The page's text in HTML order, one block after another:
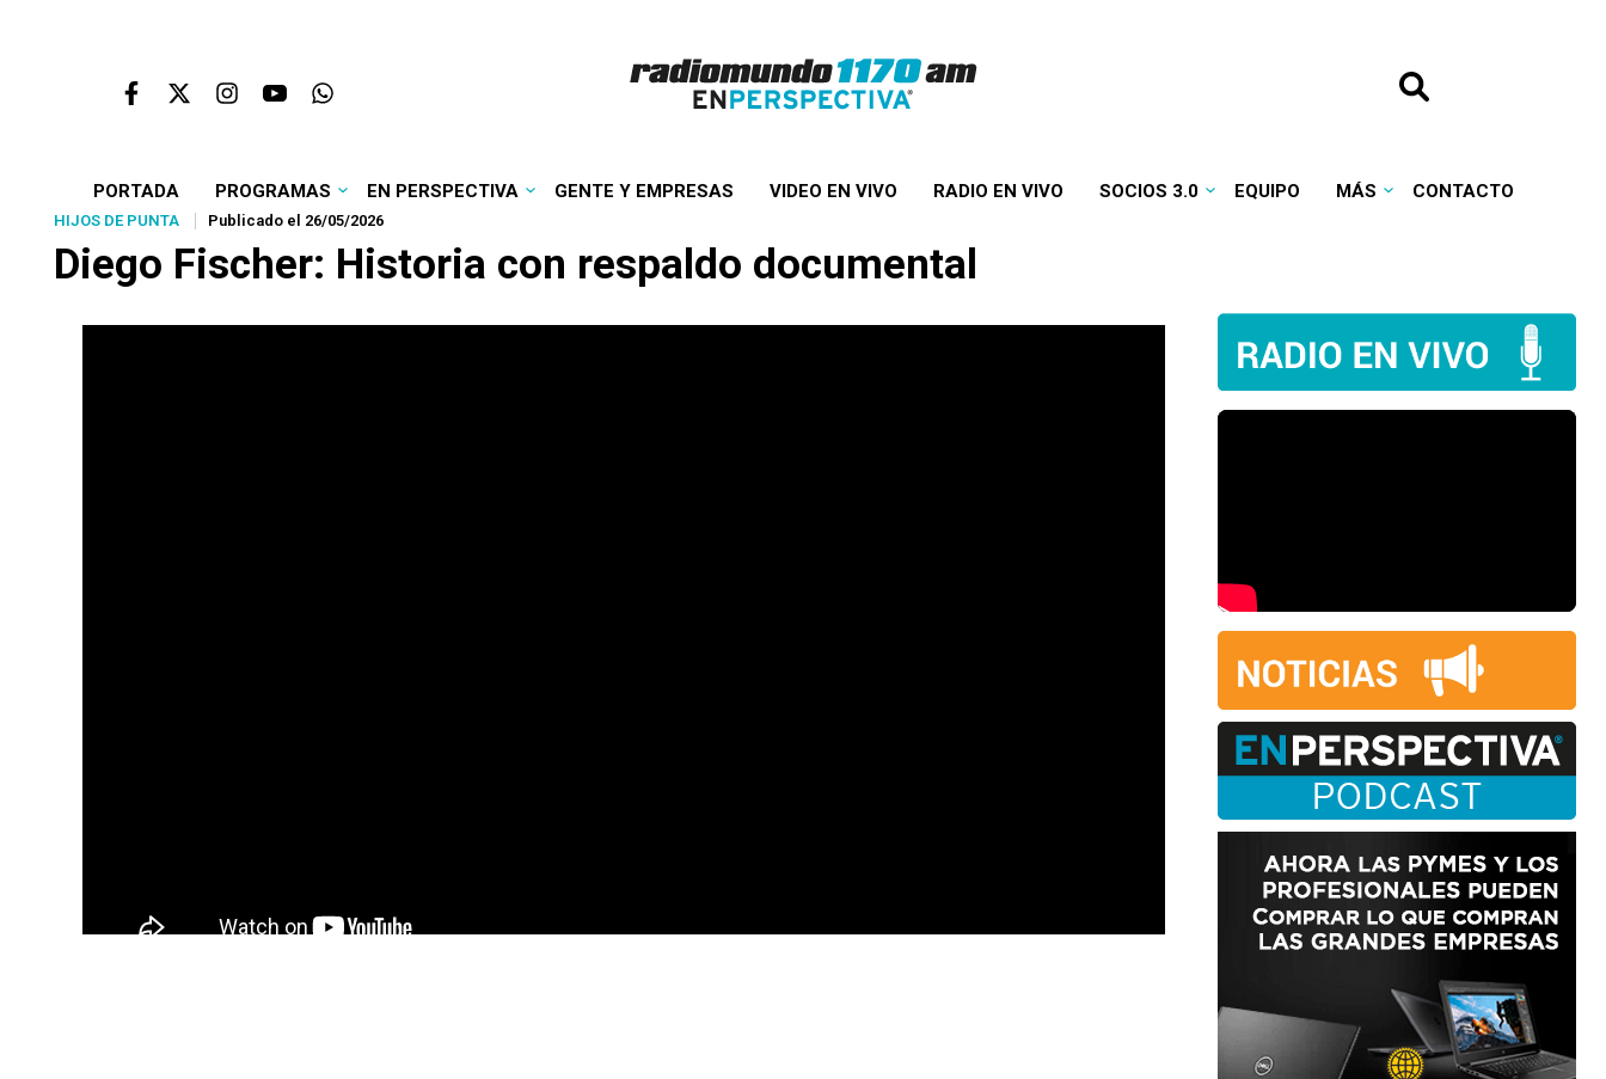
PORTADA PROGRAMAS EN PERSPECTIVA GENTE Y EMPRESAS VIDEO EN VIVO RADIO EN VIVO SOCIOS 3.0 EQUIPO MÁS CONTACTO
HIJOS DE PUNTA Publicado el 26/05/2026
Diego Fischer: Historia con respaldo documental